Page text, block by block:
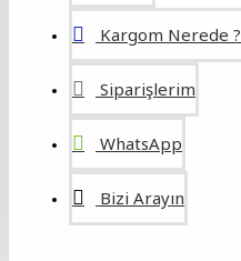
Kargom Nerede ?
Siparişlerim
WhatsApp
Bizi Arayın